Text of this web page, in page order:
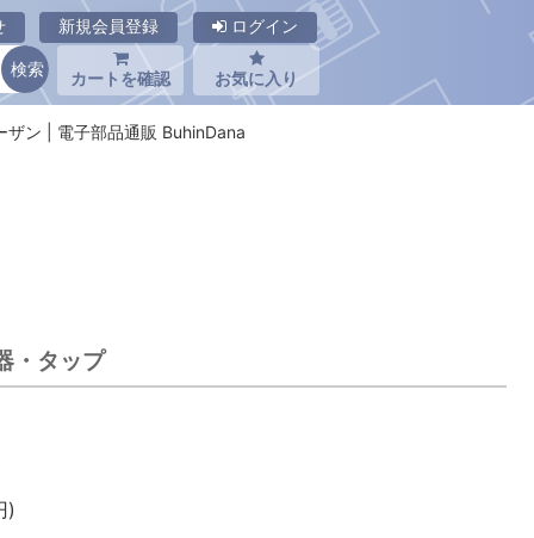
新規会員登録 ログイン
カートを確認 お気に入り
ザン | 電子部品通販 BuhinDana
・タップ
)